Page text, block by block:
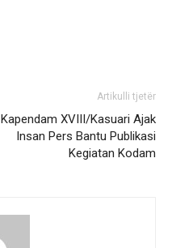
Artikulli tjetër
Kapendam XVIII/Kasuari Ajak
Insan Pers Bantu Publikasi
Kegiatan Kodam